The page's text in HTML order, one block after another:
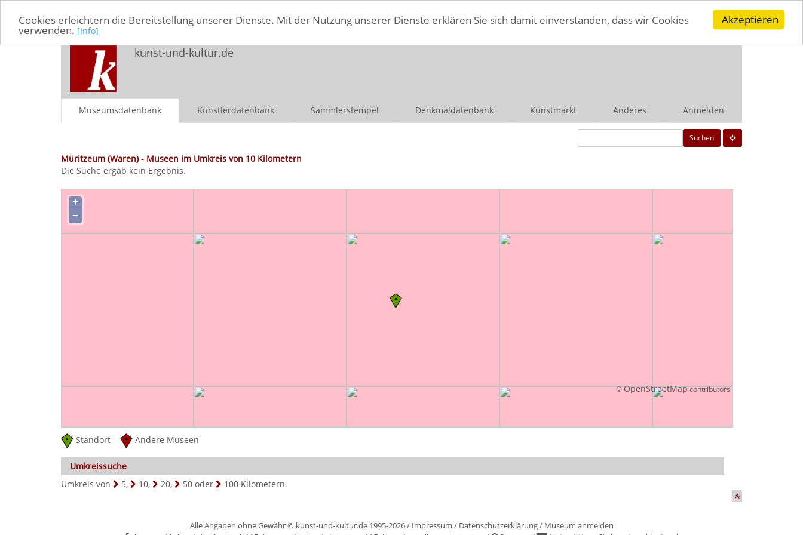
Akzeptieren
Cookies erleichtern die Bereitstellung unserer Dienste. Mit der Nutzung unserer Dienste erklären Sie sich damit einverstanden, dass wir Cookies
verwenden. [Info]
kunst-und-kultur.de
Museumsdatenbank Künstlerdatenbank Sammlerstempel Denkmaldatenbank Kunstmarkt Anderes Anmelden
Suchen
Müritzeum (Waren) - Museen im Umkreis von 10 Kilometern
Die Suche ergab kein Ergebnis.
+
−
©OpenStreetMapcontributors
Standort Andere Museen
Umkreissuche
Umkreis von
5, 10, 20, 50 oder 100 Kilometern.
Alle Angaben ohne Gewähr © kunst-und-kultur.de 1995-2026 / Impressum / Datenschutzerklärung/ Museum anmelden